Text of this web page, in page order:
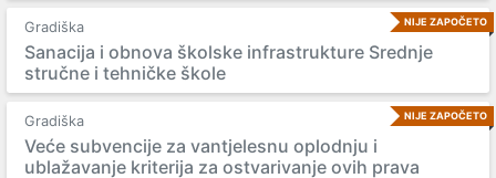
NIJE ZAPOČETO
Gradiška
Sanacija i obnova školske infrastrukture Srednje
stručne i tehničke škole
NIJE ZAPOČETO
Gradiška
Veće subvencije za vantjelesnu oplodnju i
ublažavanje kriterija za ostvarivanje ovih prava